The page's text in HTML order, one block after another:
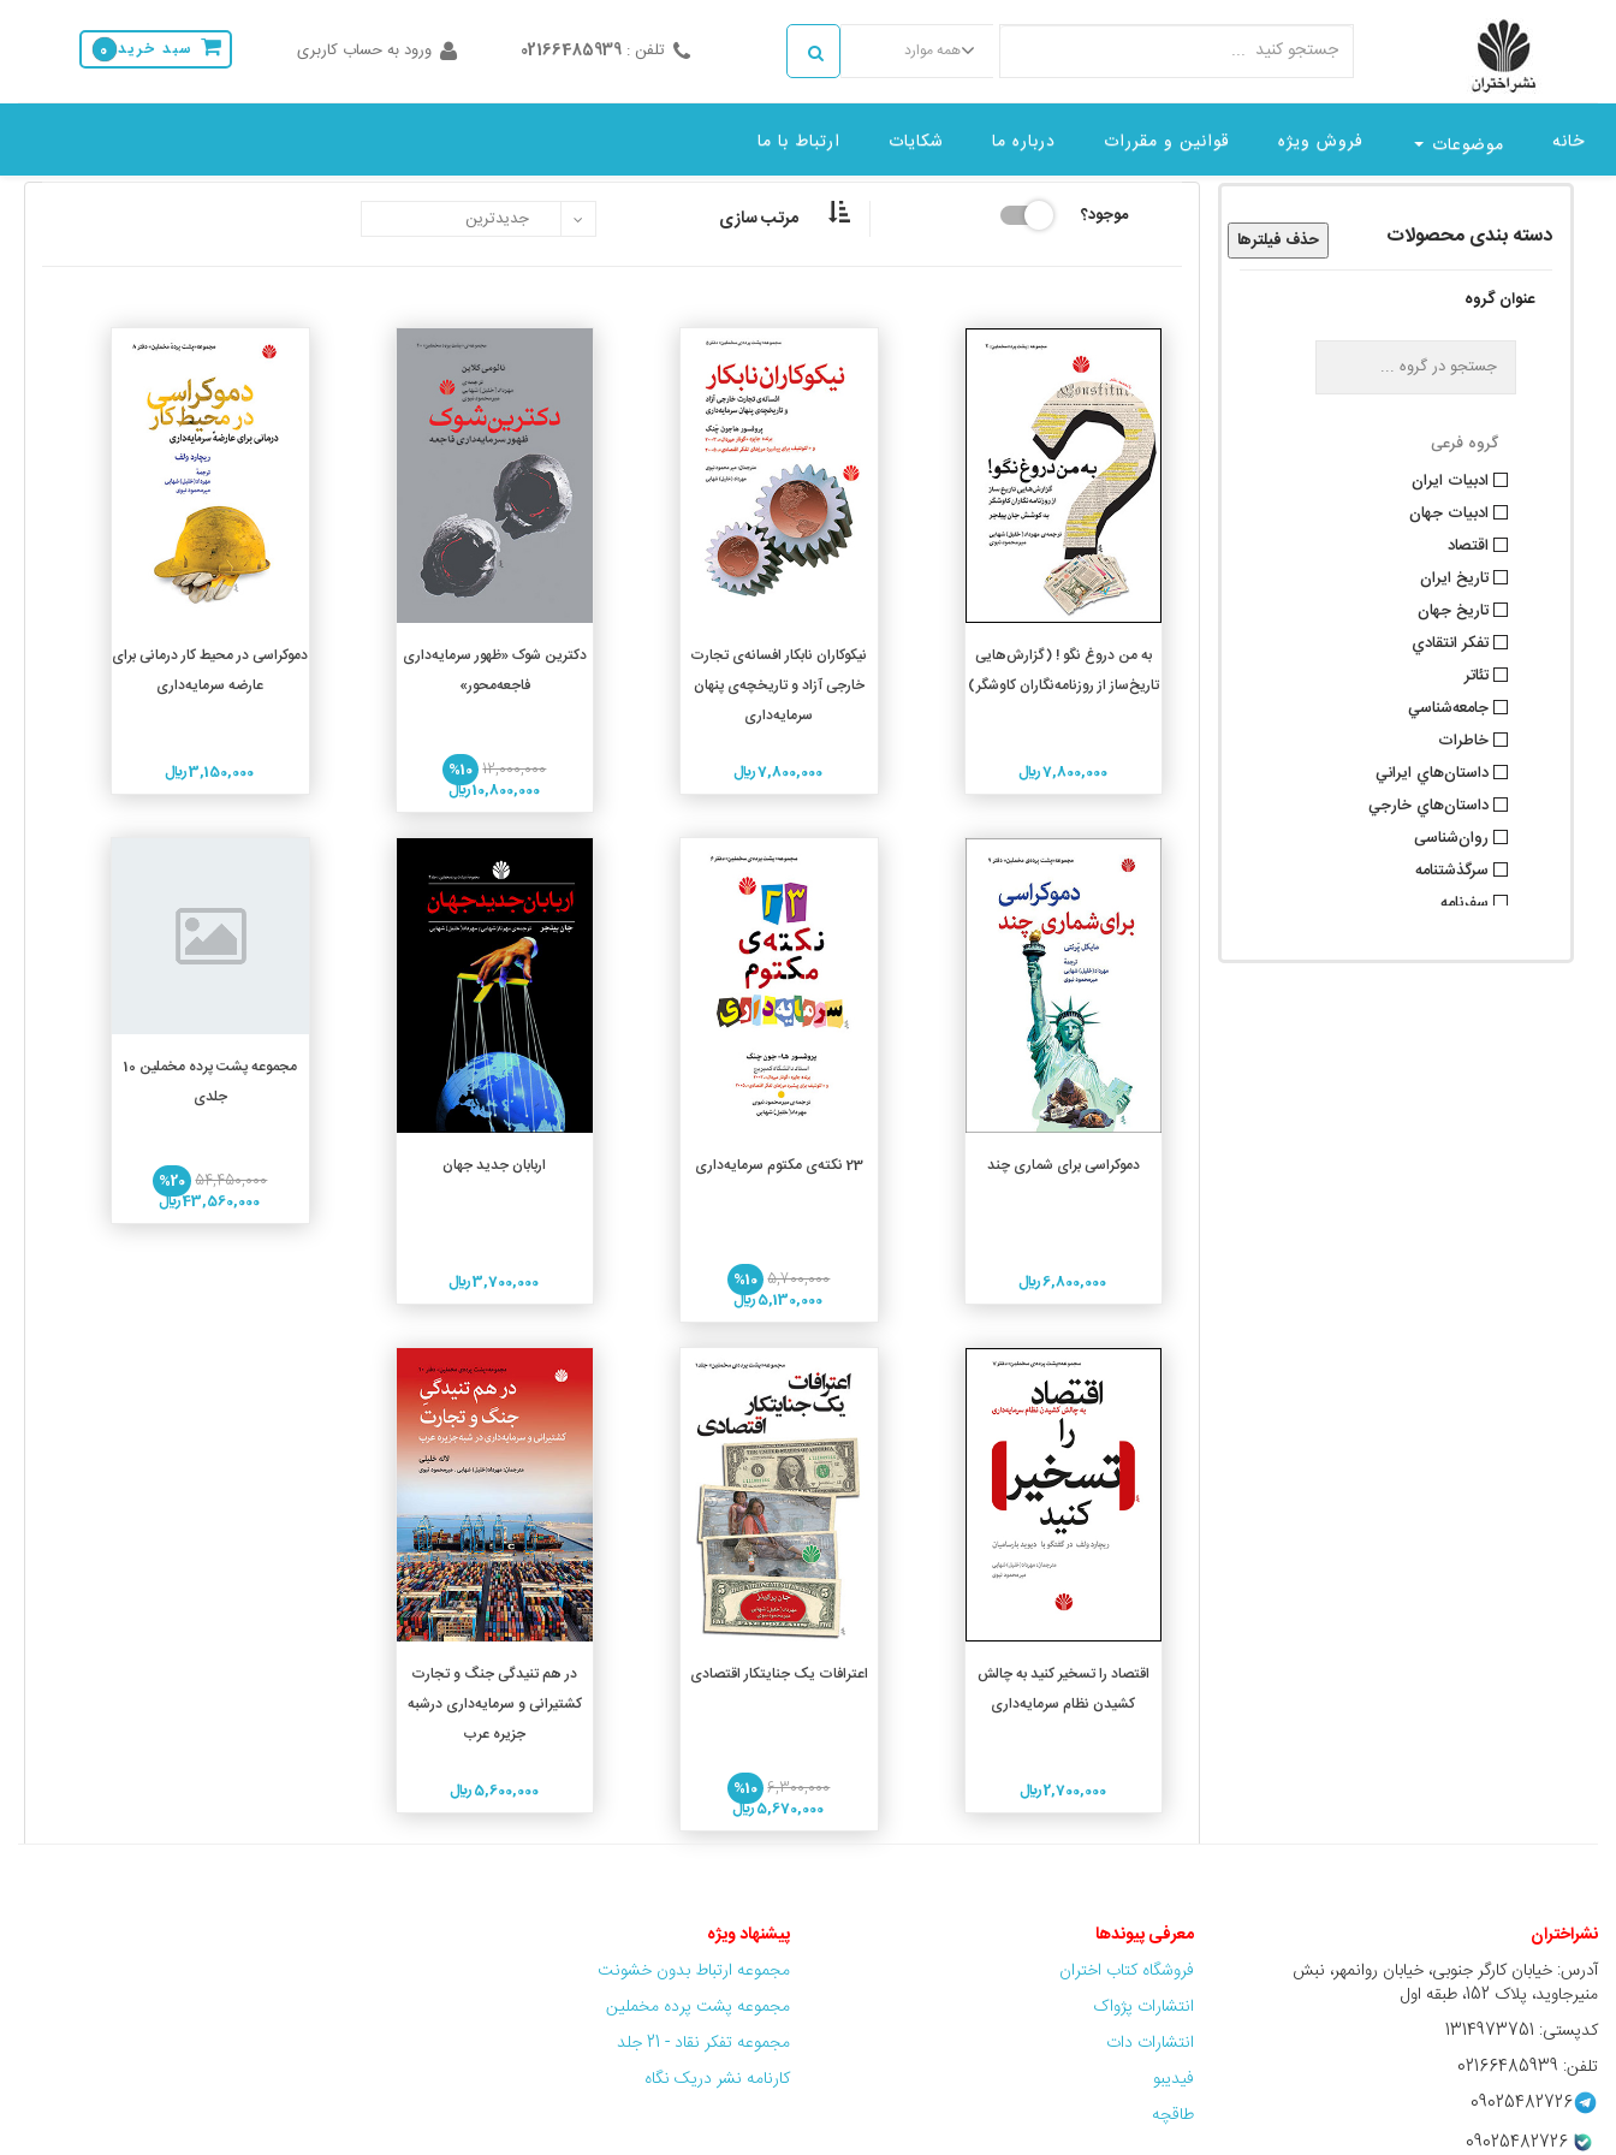
همه موارد تلفن : 02166485939 ورود به حساب کاربری سبد خرید 0
خانه موضوعات فروش ویژه قوانین و مقررات درباره ما شکایات ارتباط با ما
دسته بندی محصولات حذف فیلترها
عنوان گروه
گروه فرعی
ادبیات ایران
ادبيات جهان
اقتصاد
تاریخ ایران
تاريخ جهان
تفکر انتقادي
تئاتر
جامعه‌شناسي
خاطرات
داستان‌هاي ايراني
داستان‌هاي خارجي
روان‌شناسی
سرگذشتنامه
سفرنامه
سينما
موجود؟ مرتب سازی
افزودن به سبد خرید
به من دروغ نگو ! (گزارش‌هایی
تاریخ‌ساز از روزنامه‌نگاران کاوشگر)
7,800,000 ريال
نیکوکاران نابکار افسانه‌ی تجارت
خارجی آزاد و تاریخچه‌ی پنهان
سرمایه‌داری
7,800,000 ريال
دکترین شوک «ظهور سرمایه‌داری
فاجعه‌محور»
12,000,000
%10
10,800,000 ريال
دموکراسی در محیط کار درمانی برای
عارضه سرمایه‌داری
3,150,000 ريال
دموکراسی برای شماری چند
6,800,000 ريال
23 نکته‌ی مکتوم سرمایه‌داری
5,700,000
%10
5,130,000 ريال
اربابان جدید جهان
3,700,000 ريال
مجموعه پشت پرده مخملین 10
جلدی
54,450,000
%20
43,560,000 ريال
افزودن به سبد خرید
اقتصاد را تسخیر کنید به چالش
کشیدن نظام سرمایه‌داری
2,700,000 ريال
افزودن به سبد خرید
اعترافات یک جنایتکار اقتصادی
6,300,000
%10
5,670,000 ريال
افزودن به سبد خرید
در هم تنیدگی جنگ و تجارت
کشتیرانی و سرمایه‌داری درشبه
جزیره عرب
5,600,000 ريال
نشراختران
آدرس: خیابان کارگر جنوبی، خیابان روانمهر، نبش
منیرجاوید، پلاک 152، طبقه اول
کدپستی: 1314973751
تلفن: 02166485939
09025482726
09025482726
معرفی پیوندها
فروشگاه کتاب اختران
انتشارات پژواک
انتشارات دات
فیدیبو
طاقچه
پیشنهاد ویژه
مجموعه ارتباط بدون خشونت
مجموعه پشت پرده مخملین
مجموعه تفکر نقاد - 21 جلد
کارنامه نشر دریک نگاه